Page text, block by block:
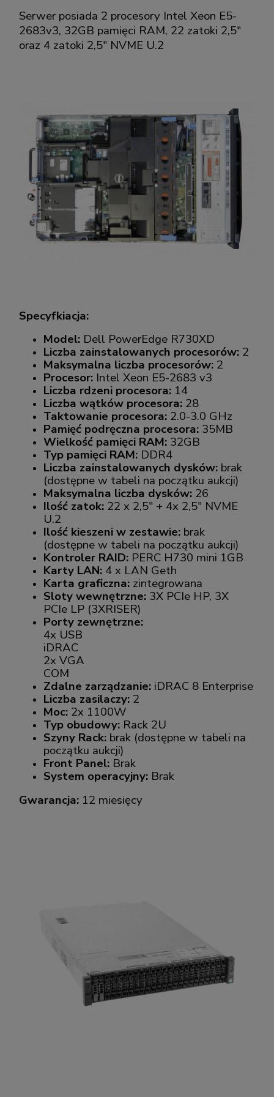
Serwer posiada 2 procesory Intel Xeon E5-
2683v3, 32GB pamięci RAM, 22 zatoki 2,5"
oraz 4 zatoki 2,5" NVME U.2
Specyfkiacja:
Model: Dell PowerEdge R730XD
Liczba zainstalowanych procesorów: 2
Maksymalna liczba procesorów: 2
Procesor: Intel Xeon E5-2683 v3
Liczba rdzeni procesora: 14
Liczba wątków procesora: 28
Taktowanie procesora: 2.0-3.0 GHz
Pamięć podręczna procesora: 35MB
Wielkość pamięci RAM: 32GB
Typ pamięci RAM: DDR4
Liczba zainstalowanych dysków: brak
(dostępne w tabeli na początku aukcji)
Maksymalna liczba dysków: 26
Ilość zatok: 22 x 2,5" + 4x 2,5" NVME
U.2
Ilość kieszeni w zestawie: brak
(dostępne w tabeli na początku aukcji)
Kontroler RAID: PERC H730 mini 1GB
Karty LAN: 4 x LAN Geth
Karta graficzna: zintegrowana
Sloty wewnętrzne: 3X PCIe HP, 3X
PCIe LP (3XRISER)
Porty zewnętrzne:
4x USB
iDRAC
2x VGA
COM
Zdalne zarządzanie: iDRAC 8 Enterprise
Liczba zasilaczy: 2
Moc: 2x 1100W
Typ obudowy: Rack 2U
Szyny Rack: brak (dostępne w tabeli na
początku aukcji)
Front Panel: Brak
System operacyjny: Brak
Gwarancja: 12 miesięcy